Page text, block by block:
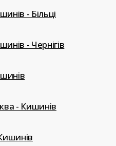
- Більці
- Чернігів
- Кишинів